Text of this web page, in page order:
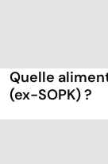
Quelle
(ex-SOPK) ?